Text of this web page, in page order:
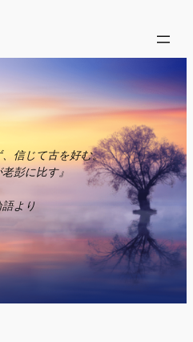
、信じて古を好む。
老彭に比す』
語より